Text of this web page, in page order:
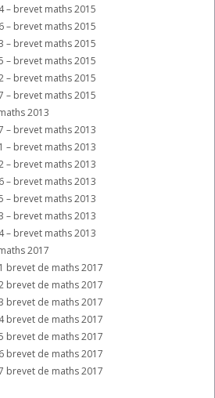
– brevet maths 2015
– brevet maths 2015
– brevet maths 2015
– brevet maths 2015
– brevet maths 2015
– brevet maths 2015
2013
– brevet maths 2013
– brevet maths 2013
– brevet maths 2013
– brevet maths 2013
– brevet maths 2013
– brevet maths 2013
– brevet maths 2013
2017
brevet de maths 2017
brevet de maths 2017
brevet de maths 2017
brevet de maths 2017
brevet de maths 2017
brevet de maths 2017
brevet de maths 2017